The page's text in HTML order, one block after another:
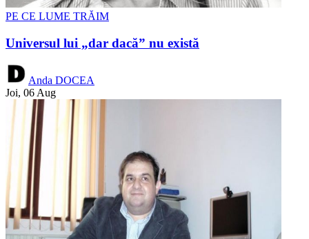
PE CE LUME TRĂIM
Universul lui „dar dacă” nu există
Anda DOCEA
Joi, 06 Aug